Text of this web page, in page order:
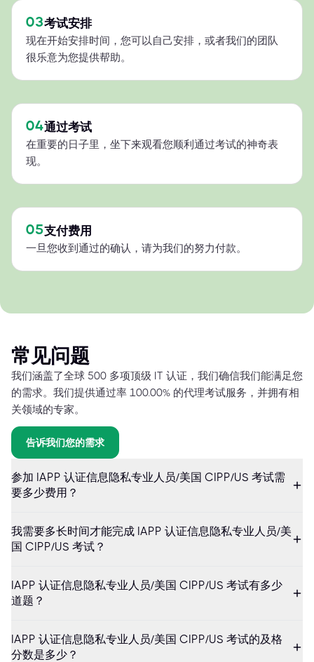
03考试安排
现在开始安排时间，您可以自己安排，或者我们的团队
很乐意为您提供帮助。
04通过考试
在重要的日子里，坐下来观看您顺利通过考试的神奇表
现。
05支付费用
一旦您收到通过的确认，请为我们的努力付款。
常见问题
我们涵盖了全球 500 多项顶级 IT 认证，我们确信我们能满足您
的需求。我们提供通过率 100.00% 的代理考试服务，并拥有相
关领域的专家。
告诉我们您的需求
参加 IAPP 认证信息隐私专业人员/美国 CIPP/US 考试需
要多少费用？
我需要多长时间才能完成 IAPP 认证信息隐私专业人员/美
国 CIPP/US 考试？
IAPP 认证信息隐私专业人员/美国 CIPP/US 考试有多少
道题？
IAPP 认证信息隐私专业人员/美国 CIPP/US 考试的及格
分数是多少？